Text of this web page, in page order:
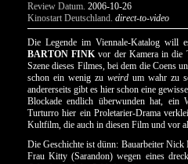
Review Datum. 2006-10-26
Kinostart Deutschland. direct-to-video
Die Legende im Viennale-Katalog will
BARTON FINKvor der Kamera in die
Szene dieses Filmes, bei dem die Coens
schon ein wenig zu weirdum wahr zu
andererseits gibt es hier schon eine
Blockade endlich überwunden hat, ein
Turturro hier ein Proletarier-Drama
Kultfilm, die auch in diesen Film und vor
Die Geschichte ist dünn: Bauarbeiter
Frau Kitty (Sarandon) wegen eines